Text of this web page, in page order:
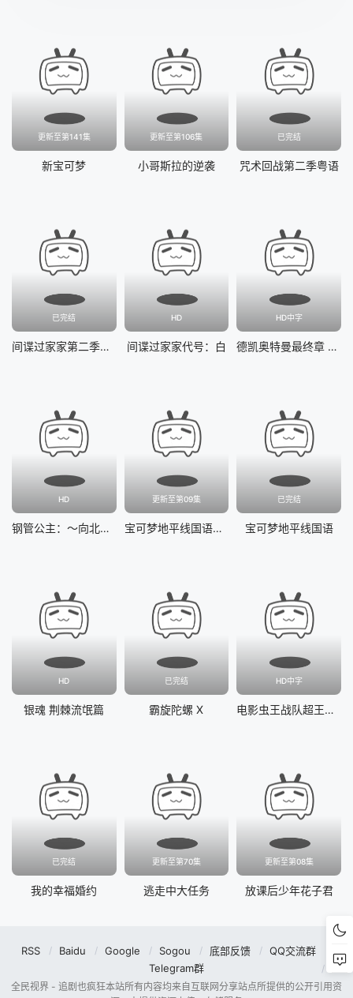
更新至第141集
新宝可梦
更新至第106集
小哥斯拉的逆袭
已完结
咒术回战第二季粤语
已完结
间谍过家家第二季国语
HD
间谍过家家代号：白
HD中字
德凯奥特曼最终章 向着旅途的彼岸……
HD
钢管公主：～向北极星许愿～
更新至第09集
宝可梦地平线国语第二季
已完结
宝可梦地平线国语
HD
银魂 荆棘流氓篇
已完结
霸旋陀螺 X
HD中字
电影虫王战队超王者：冒险天堂
已完结
我的幸福婚约
更新至第70集
逃走中大任务
更新至第08集
放课后少年花子君
RSS Baidu Google Sogou 底部反馈
QQ交流群
Telegram群
全民视界 - 追剧也疯狂本站所有内容均来自互联网分享站点所提供的公开引用资